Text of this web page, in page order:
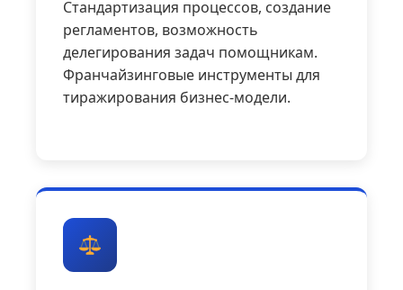
Стандартизация процессов, создание
регламентов, возможность
делегирования задач помощникам.
Франчайзинговые инструменты для
тиражирования бизнес-модели.